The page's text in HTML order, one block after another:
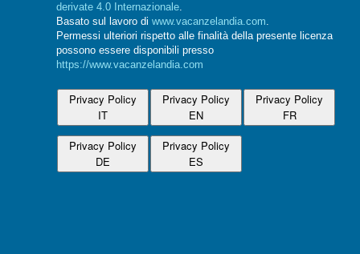
derivate 4.0 Internazionale.
Basato sul lavoro di www.vacanzelandia.com.
Permessi ulteriori rispetto alle finalità della presente licenza
possono essere disponibili presso
https://www.vacanzelandia.com
Privacy Policy
IT
Privacy Policy
EN
Privacy Policy
FR
Privacy Policy
DE
Privacy Policy
ES